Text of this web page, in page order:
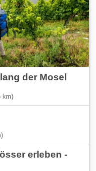
der Mosel
km)
erleben -